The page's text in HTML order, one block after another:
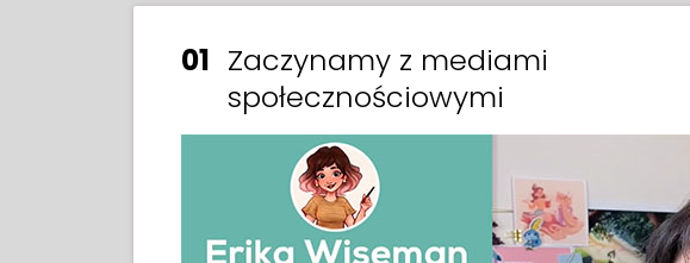
01 Zaczynamy z mediami
społecznościowymi